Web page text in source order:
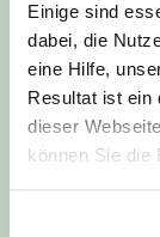
Einige sind
dabei, die
eine Hilfe,
Resultat ist ein
dieser
können Sie die
Inverter